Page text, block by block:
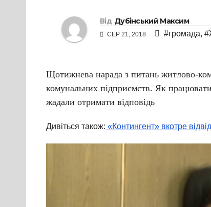
Від Дубінський Максим
СЕР 21, 2018 #громада,
Щотижнева нарада з питань житлово-
комунальних підприємств. Як
жадали отримати відповідь
Дивіться також: «Контингент» вкотре